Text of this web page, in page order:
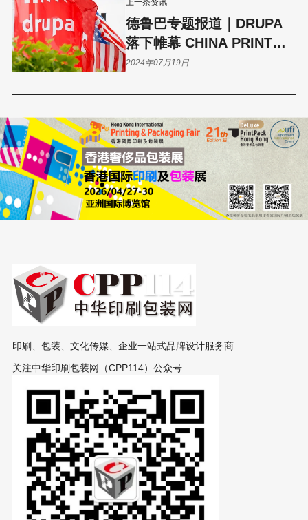
德鲁巴专题报道｜DRUPA
落下帷幕 CHINA PRINT即
将上演
2024年07月19日
印刷、包装、文化传媒、企业一站式品牌设计服务商
关注中华印刷包装网（CPP114）公众号